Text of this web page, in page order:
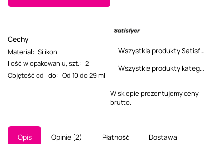
Cechy
Materiał: Silikon
Ilość w opakowaniu, szt.: 2
Objętość od i do: Od 10 do 29 ml
Wszystkie produkty Satisfyer
Wszystkie produkty kategorii
W sklepie prezentujemy ceny
brutto.
Opis Opinie 2 Płatność Dostawa